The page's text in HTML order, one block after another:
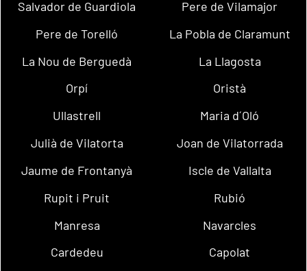
Salvador de Guardiola
Pere de Vilamajor
Pere de Torelló
La Pobla de Claramunt
La Nou de Berguedà
La Llagosta
Orpí
Oristà
Ullastrell
Maria d´Oló
Julià de Vilatorta
Joan de Vilatorrada
Jaume de Frontanyà
Iscle de Vallalta
Rupit i Pruit
Rubió
Manresa
Navarcles
Cardedeu
Capolat